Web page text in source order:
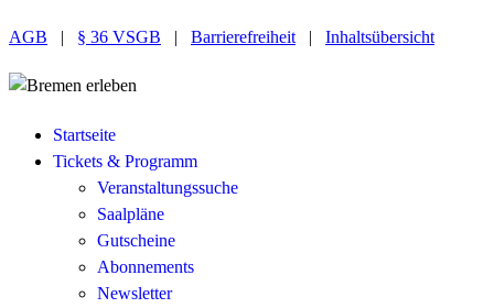
AGB | § 36 VSGB | Barrierefreiheit | Inhaltsübersicht
Startseite
Tickets & Programm
Veranstaltungssuche
Saalpläne
Gutscheine
Abonnements
Newsletter